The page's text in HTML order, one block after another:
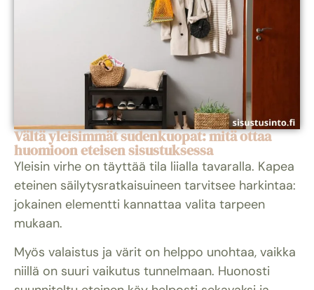
Vältä yleisimmät sudenkuopat: mitä ottaa
huomioon eteisen sisustuksessa
Yleisin virhe on täyttää tila liialla tavaralla. Kapea
eteinen säilytysratkaisuineen tarvitsee harkintaa:
jokainen elementti kannattaa valita tarpeen
mukaan.
Myös valaistus ja värit on helppo unohtaa, vaikka
niillä on suuri vaikutus tunnelmaan. Huonosti